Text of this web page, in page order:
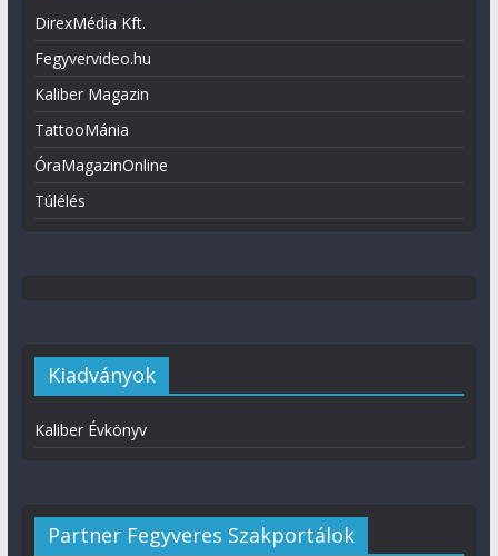
DirexMédia Kft.
Fegyvervideo.hu
Kaliber Magazin
TattooMánia
ÓraMagazinOnline
Túlélés
Kiadványok
Kaliber Évkönyv
Partner Fegyveres Szakportálok